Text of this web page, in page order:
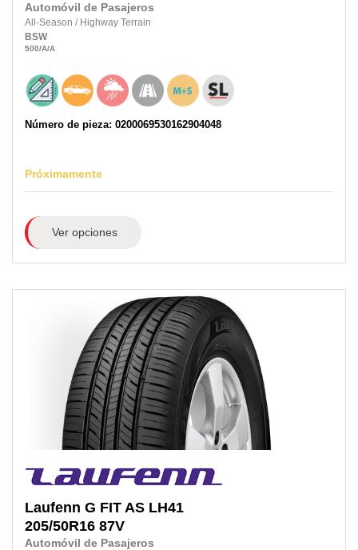
Automóvil de Pasajeros
All-Season / Highway Terrain
BSW
500/A/A
Número de pieza: 0200069530162904048
Próximamente
Ver opciones
Laufenn G FIT AS LH41
205/50R16 87V
Automóvil de Pasajeros